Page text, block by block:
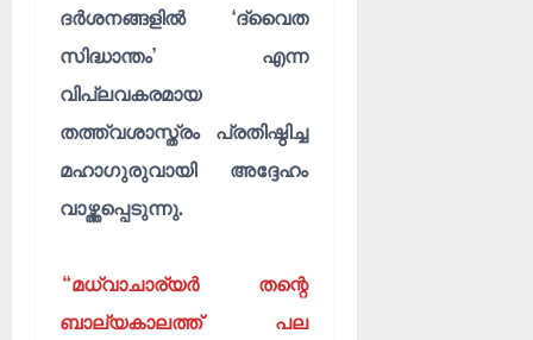
ദർശനങ്ങളിൽ ‘ദ്വൈത
സിദ്ധാന്തം’ എന്ന
വിപ്ലവകരമായ
തത്ത്വശാസ്ത്രം പ്രതിഷ്ഠിച്ച
മഹാഗുരുവായി അദ്ദേഹം
വാഴ്ത്തപ്പെടുന്നു.
“മധ്വാചാര്യർ തന്റെ
ബാല്യകാലത്ത് പല